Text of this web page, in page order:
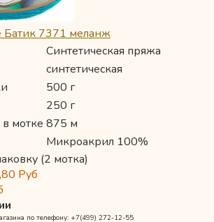
7371 меланж
Синтетическая пряжа
синтетическая
500 г
250 г
мотке 875 м
Микроакрил 100%
(2 мотка)
Руб
по телефону: +7(499) 272-12-55